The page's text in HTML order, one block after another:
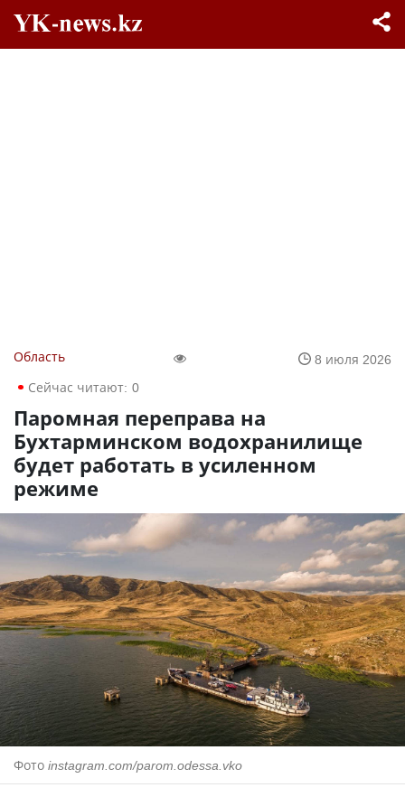
Область
8 июля 2026
Сейчас читают: 0
Паромная переправа на
Бухтарминском водохранилище
будет работать в усиленном
режиме
Фото instagram.com/parom.odessa.vko